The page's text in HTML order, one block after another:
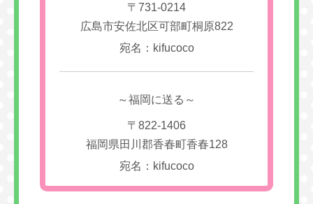
〒731-0214
広島市安佐北区可部町桐原822
宛名：kifucoco
～福岡に送る～
〒822-1406
福岡県田川郡香春町香春128
宛名：kifucoco